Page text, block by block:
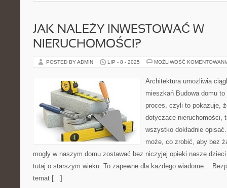
JAK NALEŻY INWESTOWAĆ W
NIERUCHOMOŚCI?
POSTED BY ADMIN LIP - 8 - 2025 MOŻLIWOŚĆ
Architektura umożliwia
mieszkań Budowa domu
proces, czyli to pokazuje,
dotyczące nieruchomości,
wszystko dokładnie
może, co zrobić, aby bez
mogły w naszym domu zostawać bez niczyjej opieki nasze
tutaj o starszym wieku. To zapewne dla każdego wiadome…
temat […]